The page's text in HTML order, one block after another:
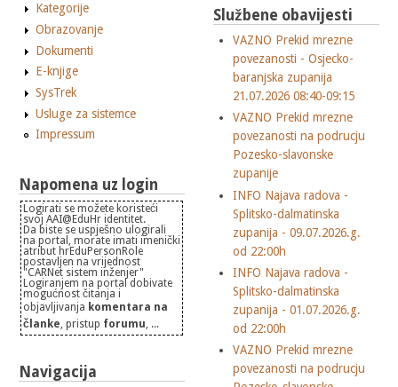
Kategorije
Obrazovanje
Dokumenti
E-knjige
SysTrek
Usluge za sistemce
Impressum
Napomena uz login
Logirati se možete koristeći
svoj AAI@EduHr identitet.
Da biste se uspješno ulogirali
na portal, morate imati imenički
atribut hrEduPersonRole
postavljen na vrijednost
"CARNet sistem inženjer"
Logiranjem na portal dobivate
mogućnost čitanja i
objavljivanja komentara na
članke, pristup forumu, ...
Navigacija
Službene obavijesti
VAZNO Prekid mrezne
povezanosti - Osjecko-
baranjska zupanija
21.07.2026 08:40-09:15
VAZNO Prekid mrezne
povezanosti na podrucju
Pozesko-slavonske
zupanije
INFO Najava radova -
Splitsko-dalmatinska
zupanija - 09.07.2026.g.
od 22:00h
INFO Najava radova -
Splitsko-dalmatinska
zupanija - 01.07.2026.g.
od 22:00h
VAZNO Prekid mrezne
povezanosti na podrucju